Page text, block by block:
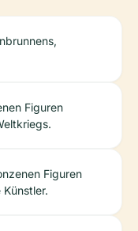
Figuren
Figuren